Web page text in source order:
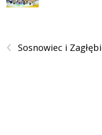
‹ Sosnowiec i